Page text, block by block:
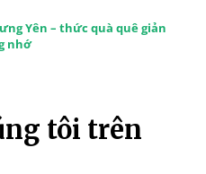
Yên – thức quà quê giản
nhớ
tôi trên